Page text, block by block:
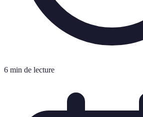
6 min de lecture